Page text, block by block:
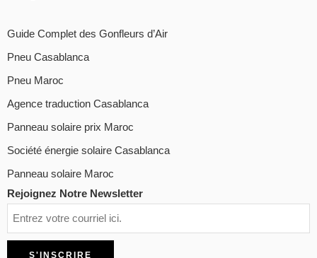
Guide Complet des Gonfleurs d’Air
Pneu Casablanca
Pneu Maroc
Agence traduction Casablanca
Panneau solaire prix Maroc
Société énergie solaire Casablanca
Panneau solaire Maroc
Rejoignez Notre Newsletter